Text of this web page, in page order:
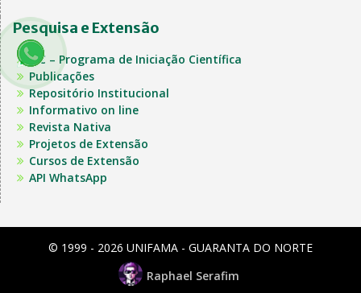
Pesquisa e Extensão
PIC – Programa de Iniciação Científica
Publicações
Repositório Institucional
Informativo on line
Revista Nativa
Projetos de Extensão
Cursos de Extensão
API WhatsApp
© 1999 - 2026 UNIFAMA - GUARANTA DO NORTE
Raphael Serafim